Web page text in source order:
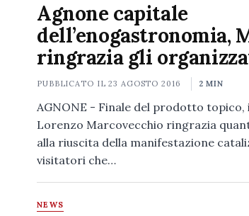
Agnone capitale
dell’enogastronomia,
ringrazia gli
PUBBLICATO IL23 AGOSTO 2016 2 MIN
AGNONE - Finale del prodotto topico,
Lorenzo Marcovecchio ringrazia
alla riuscita della manifestazione
visitatori che…
NEWS